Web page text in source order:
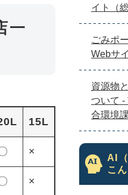
一
15L
×
×
イト（
ごみポ
Webサ
資源物
ついて -
合環境課
AI
こ